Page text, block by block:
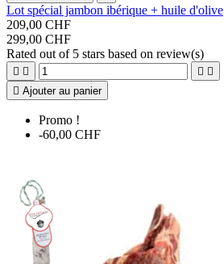
Lot spécial jambon ibérique + huile d'olive
209,00 CHF
299,00 CHF
Rated out of 5 stars based on review(s)
   
 Ajouter au panier
Promo !
-60,00 CHF